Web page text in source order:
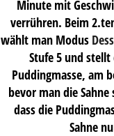
Minute mit
verrühren. Beim
wählt man Modus
Stufe 5 und stellt
Puddingmasse, am
bevor man die
dass die
Sahne